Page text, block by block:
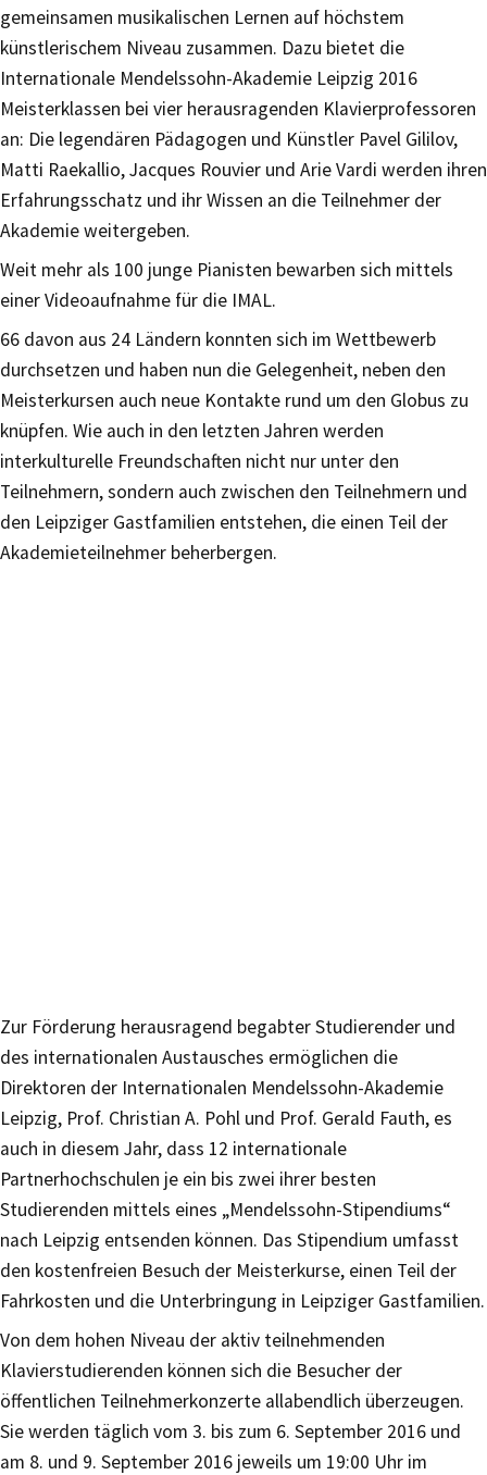
gemeinsamen musikalischen Lernen auf höchstem
künstlerischem Niveau zusammen. Dazu bietet die
Internationale Mendelssohn-Akademie Leipzig 2016
Meisterklassen bei vier herausragenden Klavierprofessoren
an: Die legendären Pädagogen und Künstler Pavel Gililov,
Matti Raekallio, Jacques Rouvier und Arie Vardi werden ihren
Erfahrungsschatz und ihr Wissen an die Teilnehmer der
Akademie weitergeben.
Weit mehr als 100 junge Pianisten bewarben sich mittels
einer Videoaufnahme für die IMAL.
66 davon aus 24 Ländern konnten sich im Wettbewerb
durchsetzen und haben nun die Gelegenheit, neben den
Meisterkursen auch neue Kontakte rund um den Globus zu
knüpfen. Wie auch in den letzten Jahren werden
interkulturelle Freundschaften nicht nur unter den
Teilnehmern, sondern auch zwischen den Teilnehmern und
den Leipziger Gastfamilien entstehen, die einen Teil der
Akademieteilnehmer beherbergen.
Zur Förderung herausragend begabter Studierender und
des internationalen Austausches ermöglichen die
Direktoren der Internationalen Mendelssohn-Akademie
Leipzig, Prof. Christian A. Pohl und Prof. Gerald Fauth, es
auch in diesem Jahr, dass 12 internationale
Partnerhochschulen je ein bis zwei ihrer besten
Studierenden mittels eines „Mendelssohn-Stipendiums“
nach Leipzig entsenden können. Das Stipendium umfasst
den kostenfreien Besuch der Meisterkurse, einen Teil der
Fahrkosten und die Unterbringung in Leipziger Gastfamilien.
Von dem hohen Niveau der aktiv teilnehmenden
Klavierstudierenden können sich die Besucher der
öffentlichen Teilnehmerkonzerte allabendlich überzeugen.
Sie werden täglich vom 3. bis zum 6. September 2016 und
am 8. und 9. September 2016 jeweils um 19:00 Uhr im